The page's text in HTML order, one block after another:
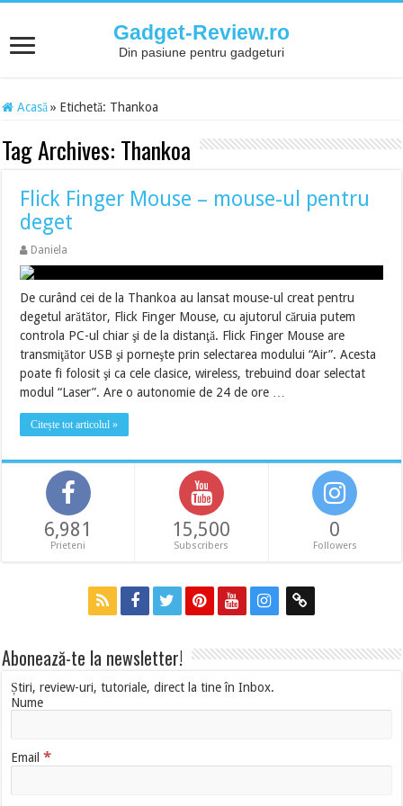
Gadget-Review.ro
Din pasiune pentru gadgeturi
Acasă » Etichetă: Thankoa
Tag Archives: Thankoa
Flick Finger Mouse – mouse-ul pentru
deget
Daniela
De curând cei de la Thankoa au lansat mouse-ul creat pentru
degetul arătător, Flick Finger Mouse, cu ajutorul căruia putem
controla PC-ul chiar şi de la distanţă. Flick Finger Mouse are
transmiţător USB şi porneşte prin selectarea modului “Air”. Acesta
poate fi folosit şi ca cele clasice, wireless, trebuind doar selectat
modul “Laser”. Are o autonomie de 24 de ore …
Citește tot articolul »
6,981
Prieteni
15,500
Subscribers
0
Followers
Abonează-te la newsletter!
Știri, review-uri, tutoriale, direct la tine în Inbox.
Nume
Email*